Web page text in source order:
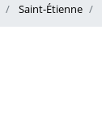
Saint-Étienne